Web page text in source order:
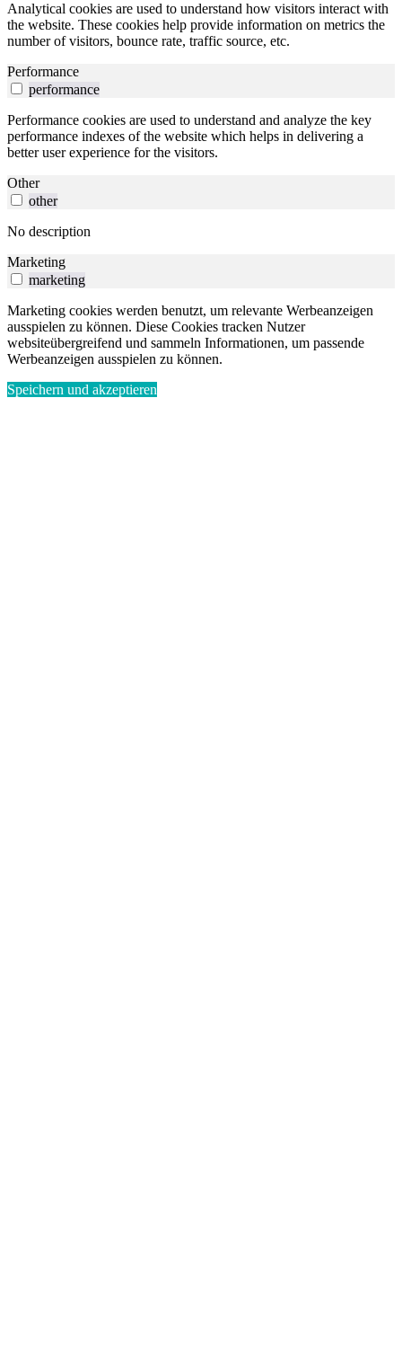
Analytical cookies are used to understand how visitors interact with
the website. These cookies help provide information on metrics the
number of visitors, bounce rate, traffic source, etc.
Performance
performance
Performance cookies are used to understand and analyze the key
performance indexes of the website which helps in delivering a
better user experience for the visitors.
Other
other
No description
Marketing
marketing
Marketing cookies werden benutzt, um relevante Werbeanzeigen
ausspielen zu können. Diese Cookies tracken Nutzer
websiteübergreifend und sammeln Informationen, um passende
Werbeanzeigen ausspielen zu können.
Speichern und akzeptieren